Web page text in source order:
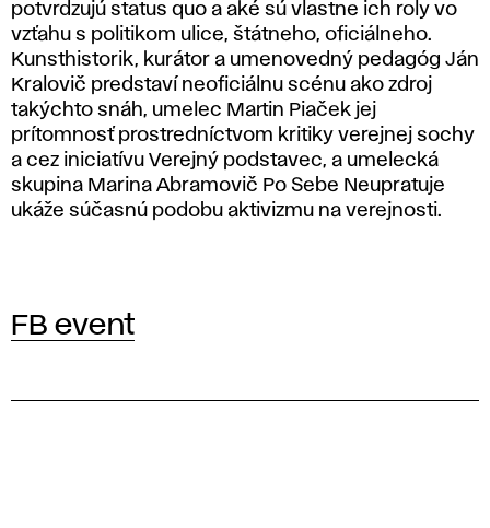
potvrdzujú status quo a aké sú vlastne ich roly vo
vzťahu s politikom ulice, štátneho, oficiálneho.
Kunsthistorik, kurátor a umenovedný pedagóg Ján
Kralovič predstaví neoficiálnu scénu ako zdroj
takýchto snáh, umelec Martin Piaček jej
prítomnosť prostredníctvom kritiky verejnej sochy
a cez iniciatívu Verejný podstavec, a umelecká
skupina Marina Abramovič Po Sebe Neupratuje
ukáže súčasnú podobu aktivizmu na verejnosti.
FB event